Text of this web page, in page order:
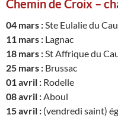
Chemin de Croix –
04 mars :Ste Eulalie du
11 mars : Lagnac
18 mars :St Affrique du
25 mars : Brussac
01 avril : Rodelle
08 avril :Aboul
15 avril : (vendredi saint)